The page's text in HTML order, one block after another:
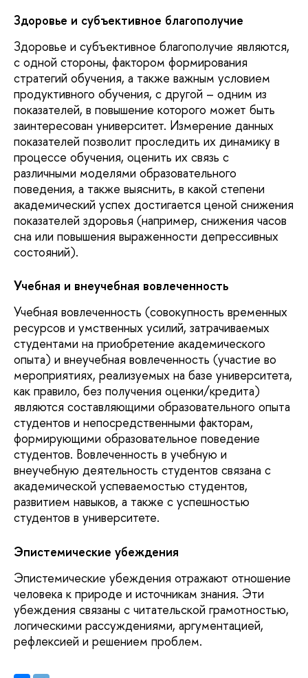
Здоровье и субъективное благополучие
Здоровье и субъективное благополучие являются,
с одной стороны, фактором формирования
стратегий обучения, а также важным условием
продуктивного обучения, с другой – одним из
показателей, в повышение которого может быть
заинтересован университет. Измерение данных
показателей позволит проследить их динамику в
процессе обучения, оценить их связь с
различными моделями образовательного
поведения, а также выяснить, в какой степени
академический успех достигается ценой снижения
показателей здоровья (например, снижения часов
сна или повышения выраженности депрессивных
состояний).
Учебная и внеучебная вовлеченность
Учебная вовлеченность (совокупность временных
ресурсов и умственных усилий, затрачиваемых
студентами на приобретение академического
опыта) и внеучебная вовлеченность (участие во
мероприятиях, реализуемых на базе университета,
как правило, без получения оценки/кредита)
являются составляющими образовательного опыта
студентов и непосредственными факторам,
формирующими образовательное поведение
студентов. Вовлеченность в учебную и
внеучебную деятельность студентов связана с
академической успеваемостью студентов,
развитием навыков, а также с успешностью
студентов в университете.
Эпистемические убеждения
Эпистемические убеждения отражают отношение
человека к природе и источникам знания. Эти
убеждения связаны с читательской грамотностью,
логическими рассуждениями, аргументацией,
рефлексией и решением проблем.